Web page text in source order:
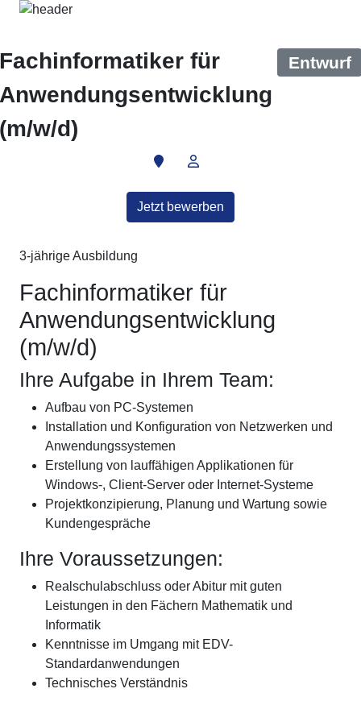
für
w/d)
Entwurf
Jetzt bewerben
3-jährige Ausbildung
Fachinformatiker für
Anwendungsentwicklung
(m/w/d)
Ihre Aufgabe in Ihrem Team:
Aufbau von PC-Systemen
Installation und Konfiguration von Netzwerken und
Anwendungssystemen
Erstellung von lauffähigen Applikationen für
Windows-, Client-Server oder Internet-Systeme
Projektkonzipierung, Planung und Wartung sowie
Kundengespräche
Ihre Voraussetzungen:
Realschulabschluss oder Abitur mit guten
Leistungen in den Fächern Mathematik und
Informatik
Kenntnisse im Umgang mit EDV-
Standardanwendungen
Technisches Verständnis